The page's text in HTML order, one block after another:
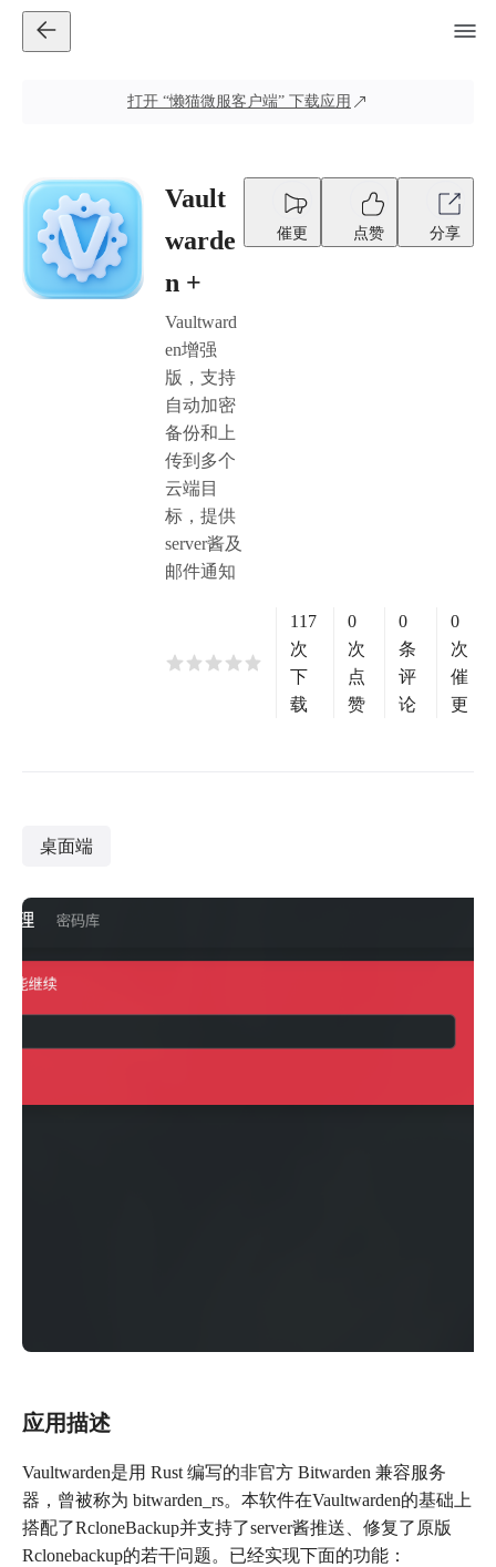
打开 “懒猫微服客户端” 下载应用
Vault
warde
n +
Vaultward
en增强
版，支持
自动加密
备份和上
传到多个
云端目
标，提供
server酱及
邮件通知
催更 点赞 分享
117
次
下
载
0
次
点
赞
0
条
评
论
0
次
催
更
桌面端
应用描述
Vaultwarden是用 Rust 编写的非官方 Bitwarden 兼容服务
器，曾被称为 bitwarden_rs。本软件在Vaultwarden的基础上
搭配了RcloneBackup并支持了server酱推送、修复了原版
Rclonebackup的若干问题。已经实现下面的功能：